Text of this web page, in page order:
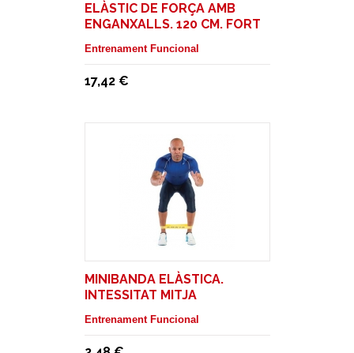
ELÀSTIC DE FORÇA AMB
ENGANXALLS. 120 CM. FORT
Entrenament Funcional
17,42 €
MINIBANDA ELÀSTICA.
INTESSITAT MITJA
Entrenament Funcional